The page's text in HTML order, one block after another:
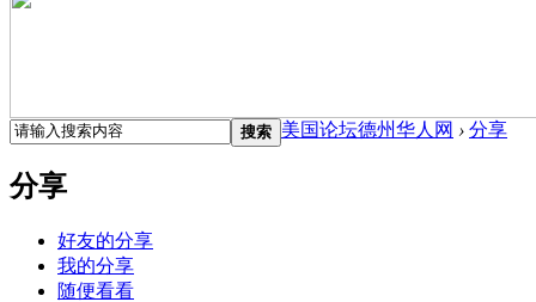
搜索 美国论坛德州华人网 › 分享
分享
好友的分享
我的分享
随便看看